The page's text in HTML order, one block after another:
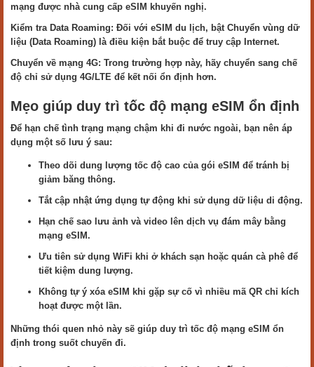
mạng được nhà cung cấp eSIM khuyến nghị.
Kiểm tra Data Roaming: Đối với eSIM du lịch, bật Chuyển vùng dữ
liệu (Data Roaming) là điều kiện bắt buộc để truy cập Internet.
Chuyển về mạng 4G: Trong trường hợp này, hãy chuyển sang chế
độ chỉ sử dụng 4G/LTE để kết nối ổn định hơn.
Mẹo giúp duy trì tốc độ mạng eSIM ổn định
Để hạn chế tình trạng mạng chậm khi đi nước ngoài, bạn nên áp
dụng một số lưu ý sau:
Theo dõi dung lượng tốc độ cao của gói eSIM để tránh bị
giảm băng thông.
Tắt cập nhật ứng dụng tự động khi sử dụng dữ liệu di động.
Hạn chế sao lưu ảnh và video lên dịch vụ đám mây bằng
mạng eSIM.
Ưu tiên sử dụng WiFi khi ở khách sạn hoặc quán cà phê để
tiết kiệm dung lượng.
Không tự ý xóa eSIM khi gặp sự cố vì nhiều mã QR chỉ kích
hoạt được một lần.
Những thói quen nhỏ này sẽ giúp duy trì tốc độ mạng eSIM ổn
định trong suốt chuyến đi.